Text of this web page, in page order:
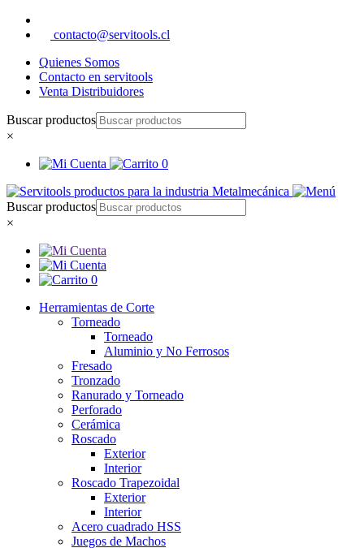
contacto@servitools.cl
Quienes Somos
Contacto en servitools
Venta Distribuidores
Buscar productos
×
0
Buscar productos
×
0
Herramientas de Corte
Torneado
Torneado
Aluminio y No Ferrosos
Fresado
Tronzado
Ranurado y Torneado
Perforado
Cerámica
Roscado
Exterior
Interior
Roscado Trapezoidal
Exterior
Interior
Acero cuadrado HSS
Juegos de Machos